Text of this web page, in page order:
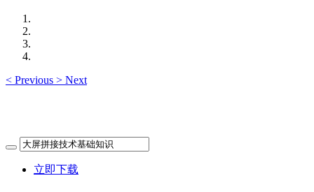
< Previous > Next
立即下载